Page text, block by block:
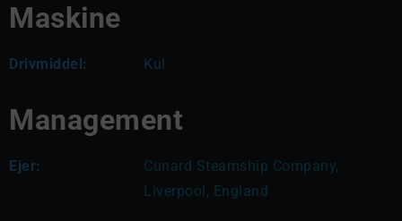
Maskine
Drivmiddel: Kul
Management
Ejer:
Cunard Steamship Company,
Liverpool, England